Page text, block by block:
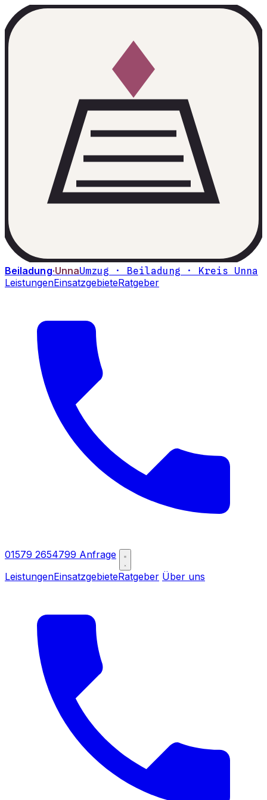
Beiladung·UnnaUmzug · Beiladung · Kreis Unna
LeistungenEinsatzgebieteRatgeber
01579 2654799 Anfrage
LeistungenEinsatzgebieteRatgeber Über uns